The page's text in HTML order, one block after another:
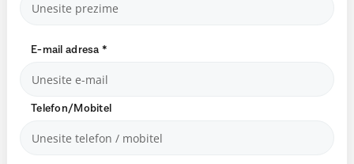
E-mail adresa *
Telefon/Mobitel